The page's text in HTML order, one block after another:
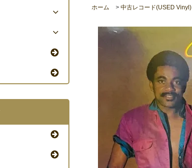
ホーム
> 中古レコード(USED Vinyl)